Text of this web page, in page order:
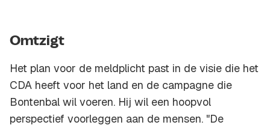
Omtzigt
Het plan voor de meldplicht past in de visie die het
CDA heeft voor het land en de campagne die
Bontenbal wil voeren. Hij wil een hoopvol
perspectief voorleggen aan de mensen. "De